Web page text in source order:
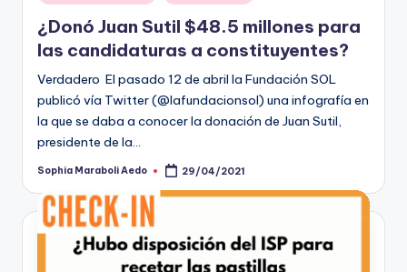
en
¿Donó Juan Sutil $48.5 millones para
las candidaturas a constituyentes?
Verdadero El pasado 12 de abril la Fundación SOL
publicó vía Twitter (@lafundacionsol) una infografía en
la que se daba a conocer la donación de Juan Sutil,
presidente de la…
Publicado
Sophia Maraboli Aedo 29/04/2021